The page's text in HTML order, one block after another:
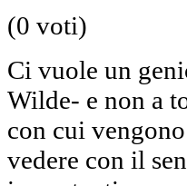
(0 voti)
Ci vuole un
Wilde- e non a
con cui
vedere con il